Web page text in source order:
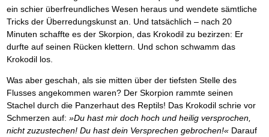
Ihren Zeitgewinn maximieren
GbR-Vertrag mit beschränkter Haftung BRANDNEU
GbR als Einzelperson gründen
ein schier überfreundliches Wesen heraus und wendete sämtliche
Tricks der Überredungskunst an. Und tatsächlich – nach 20
Minuten schaffte es der Skorpion, das Krokodil zu bezirzen: Er
durfte auf seinen Rücken klettern. Und schon schwamm das
Krokodil los.
Was aber geschah, als sie mitten über der tiefsten Stelle des
Flusses angekommen waren? Der Skorpion rammte seinen
Stachel durch die Panzerhaut des Reptils! Das Krokodil schrie vor
Schmerzen auf: »Du hast mir doch hoch und heilig versprochen,
nicht zuzustechen! Du hast dein Versprechen gebrochen!«Darauf